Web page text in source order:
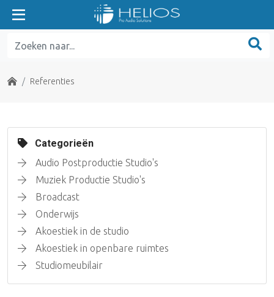
Home Referenties
Categorieën
Audio Postproductie Studio's
Muziek Productie Studio's
Broadcast
Onderwijs
Akoestiek in de studio
Akoestiek in openbare ruimtes
Studiomeubilair